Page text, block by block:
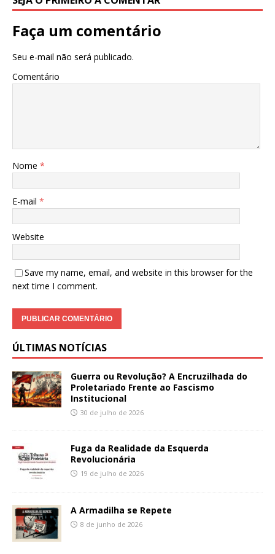
Faça um comentário
Seu e-mail não será publicado.
Comentário
Nome *
E-mail *
Website
Save my name, email, and website in this browser for the
next time I comment.
ÚLTIMAS NOTÍCIAS
Guerra ou Revolução? A Encruzilhada do
Proletariado Frente ao Fascismo
Institucional
30 de julho de 2026
Fuga da Realidade da Esquerda
Revolucionária
19 de julho de 2026
A Armadilha se Repete
8 de junho de 2026